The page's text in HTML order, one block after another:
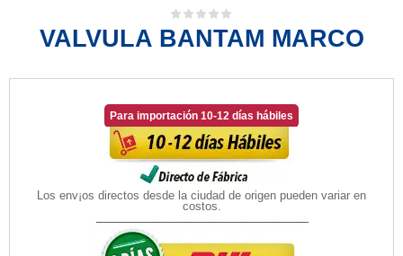
VALVULA BANTAM MARCO
Para importación 10-12 días hábiles
Los env¡os directos desde la ciudad de origen pueden variar en
costos.